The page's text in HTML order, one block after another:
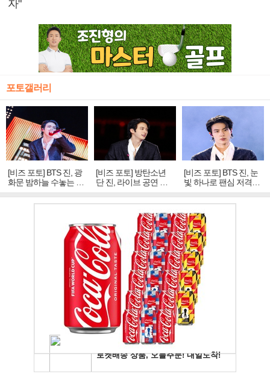
자"
포토갤러리
[비즈 포토] BTS 진, 광
화문 밤하늘 수놓는 '비
주얼 킹'의 열창
[비즈 포토] 방탄소년
단 진, 라이브 공연 중
빛나는 독보적 아우라
[비즈 포토] BTS 진, 눈
빛 하나로 팬심 저격…
독보적 카리스마